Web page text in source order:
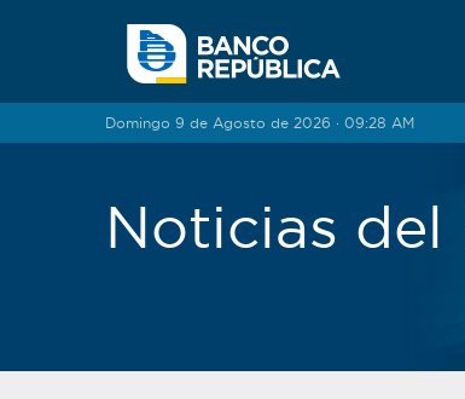
Domingo 9 de Agosto de 2026 · 09:28 AM
Noticias del